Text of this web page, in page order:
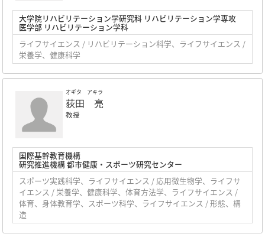
大学院リハビリテーション学研究科 リハビリテーション学専攻
医学部 リハビリテーション学科
ライフサイエンス / リハビリテーション科学、ライフサイエンス /
栄養学、健康科学
オギタ アキラ
荻田 亮
教授
国際基幹教育機構
研究推進機構 都市健康・スポーツ研究センター
スポーツ実践科学、ライフサイエンス / 応用微生物学、ライフサ
イエンス / 栄養学、健康科学、体育方法学、ライフサイエンス /
体育、身体教育学、スポーツ科学、ライフサイエンス / 形態、構
造